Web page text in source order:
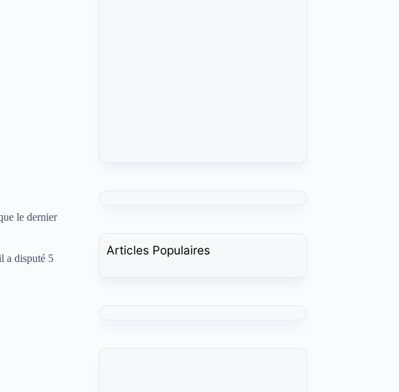
le dernier
a disputé 5
Articles Populaires